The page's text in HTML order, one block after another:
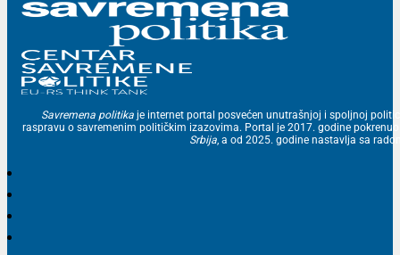
Savremena politika je internet portal posvećen unutrašnjoj i spoljnoj
raspravu o savremenim političkim izazovima. Portal je 2017. godine
Srbija, a od 2025. godine nastavlja sa